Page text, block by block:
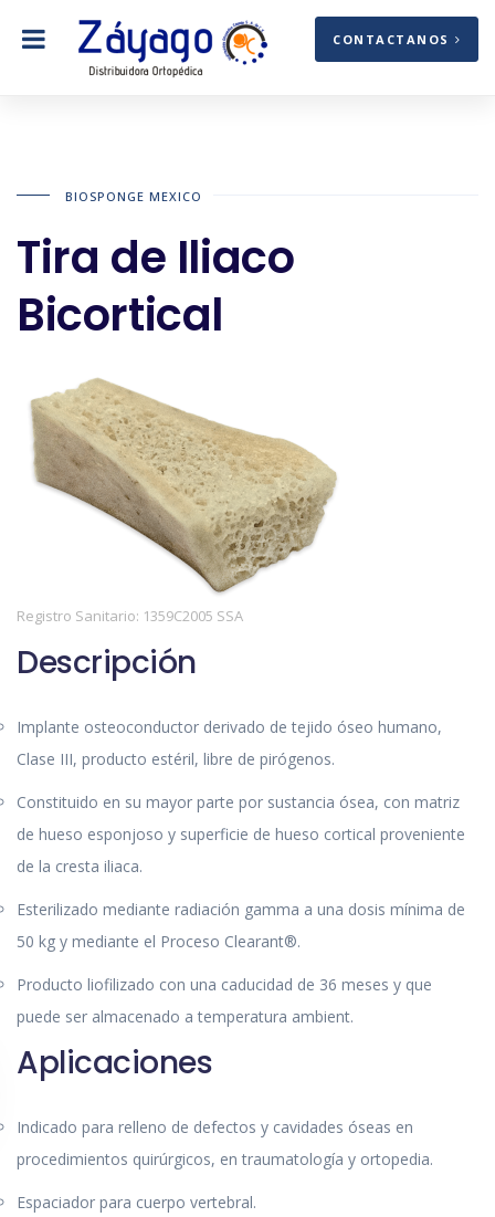
CONTACTANOS
BIOSPONGE MEXICO
Tira de Iliaco
Bicortical
Registro Sanitario: 1359C2005 SSA
Descripción
Implante osteoconductor derivado de tejido óseo humano,
Clase III, producto estéril, libre de pirógenos.
Constituido en su mayor parte por sustancia ósea, con matriz
de hueso esponjoso y superficie de hueso cortical proveniente
de la cresta iliaca.
Esterilizado mediante radiación gamma a una dosis mínima de
50 kg y mediante el Proceso Clearant®.
Producto liofilizado con una caducidad de 36 meses y que
puede ser almacenado a temperatura ambient.
Aplicaciones
Indicado para relleno de defectos y cavidades óseas en
procedimientos quirúrgicos, en traumatología y ortopedia.
Espaciador para cuerpo vertebral.